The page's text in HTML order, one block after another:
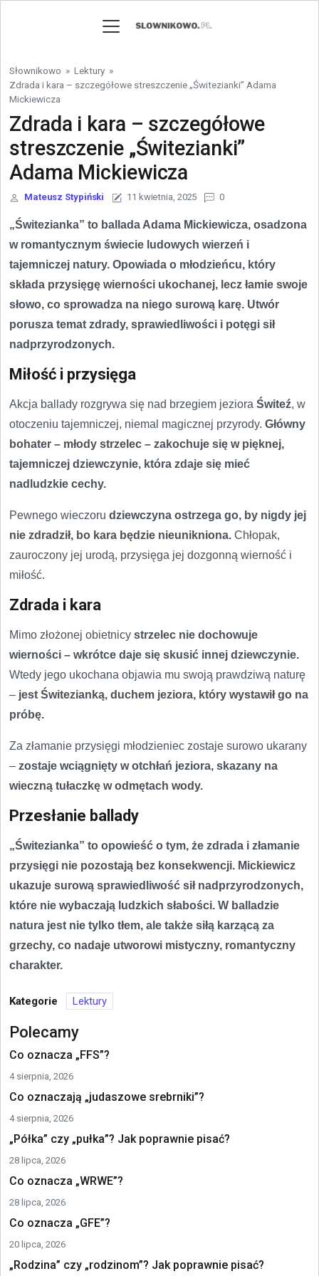
Słownikowo » Lektury »
Zdrada i kara – szczegółowe streszczenie „Świtezianki” Adama
Mickiewicza
Zdrada i kara – szczegółowe
streszczenie „Świtezianki”
Adama Mickiewicza
Mateusz Stypiński 11 kwietnia, 2025 0
„Świtezianka” to ballada Adama Mickiewicza, osadzona
w romantycznym świecie ludowych wierzeń i
tajemniczej natury. Opowiada o młodzieńcu, który
składa przysięgę wierności ukochanej, lecz łamie swoje
słowo, co sprowadza na niego surową karę. Utwór
porusza temat zdrady, sprawiedliwości i potęgi sił
nadprzyrodzonych.
Miłość i przysięga
Akcja ballady rozgrywa się nad brzegiem jeziora Świteź, w
otoczeniu tajemniczej, niemal magicznej przyrody. Główny
bohater – młody strzelec – zakochuje się w pięknej,
tajemniczej dziewczynie, która zdaje się mieć
nadludzkie cechy.
Pewnego wieczoru dziewczyna ostrzega go, by nigdy jej
nie zdradził, bo kara będzie nieunikniona. Chłopak,
zauroczony jej urodą, przysięga jej dozgonną wierność i
miłość.
Zdrada i kara
Mimo złożonej obietnicy strzelec nie dochowuje
wierności – wkrótce daje się skusić innej dziewczynie.
Wtedy jego ukochana objawia mu swoją prawdziwą naturę
– jest Świtezianką, duchem jeziora, który wystawił go na
próbę.
Za złamanie przysięgi młodzieniec zostaje surowo ukarany
– zostaje wciągnięty w otchłań jeziora, skazany na
wieczną tułaczkę w odmętach wody.
Przesłanie ballady
„Świtezianka” to opowieść o tym, że zdrada i złamanie
przysięgi nie pozostają bez konsekwencji. Mickiewicz
ukazuje surową sprawiedliwość sił nadprzyrodzonych,
które nie wybaczają ludzkich słabości. W balladzie
natura jest nie tylko tłem, ale także siłą karzącą za
grzechy, co nadaje utworowi mistyczny, romantyczny
charakter.
Kategorie Lektury
Polecamy
Co oznacza „FFS”?
4 sierpnia, 2026
Co oznaczają „judaszowe srebrniki”?
4 sierpnia, 2026
„Półka” czy „pułka”? Jak poprawnie pisać?
28 lipca, 2026
Co oznacza „WRWE”?
28 lipca, 2026
Co oznacza „GFE”?
20 lipca, 2026
„Rodzina” czy „rodzinom”? Jak poprawnie pisać?